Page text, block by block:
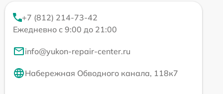
+7 (812) 214-73-42
Ежедневно с 9:00 до 21:00
info@yukon-repair-center.ru
Набережная Обводного канала, 118к7